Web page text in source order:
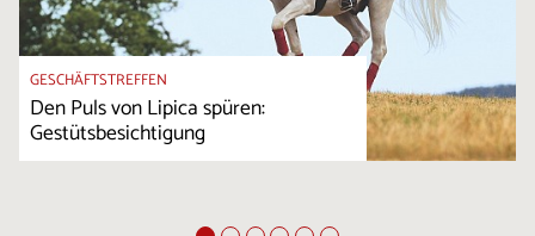
GESCHÄFTSTREFFEN
Den Puls von Lipica spüren:
Gestütsbesichtigung